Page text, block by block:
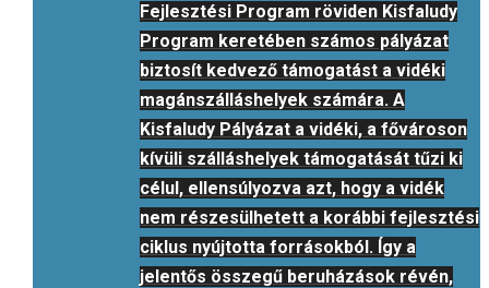
Fejlesztési Program röviden Kisfaludy
Program keretében számos pályázat
biztosít kedvező támogatást a vidéki
magánszálláshelyek számára. A
Kisfaludy Pályázat a vidéki, a fővároson
kívüli szálláshelyek támogatását tűzi ki
célul, ellensúlyozva azt, hogy a vidék
nem részesülhetett a korábbi fejlesztési
ciklus nyújtotta forrásokból. Így a
jelentős összegű beruházások révén,